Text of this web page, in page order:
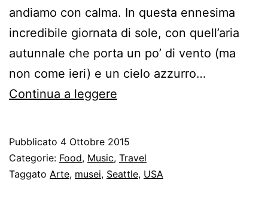
andiamo con calma. In questa ennesima
incredibile giornata di sole, con quell’aria
autunnale che porta un po’ di vento (ma
non come ieri) e un cielo azzurro…
Continua a leggere
–
EMP,
Pubblicato 4 Ottobre 2015
Categorie: Food, Music, Travel
Taggato Arte, musei, Seattle, USA